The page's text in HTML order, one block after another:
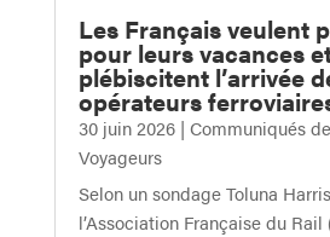
Les Français veulent
pour leurs vacances
plébiscitent l’arrivée
opérateurs
30 juin 2026| Communiqués
Voyageurs
Selon un sondage Toluna
l’Association Française du Rail